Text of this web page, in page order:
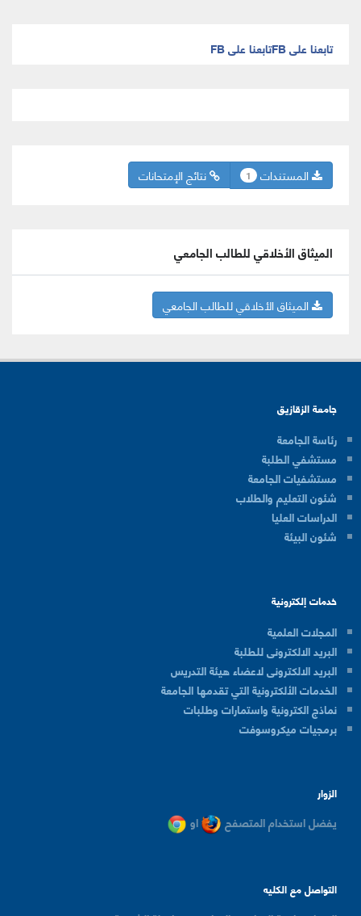
تابعنا على FB تابعنا على FB
نتائج الإمتحانات المستندات 1
الميثاق الأخلاقي للطالب الجامعي
الميثاق الأخلاقي للطالب الجامعي
جامعة الزقازيق
رئاسة الجامعة
مستشفي الطلبة
مستشفيات الجامعة
شئون التعليم والطلاب
الدراسات العليا
شئون البيئة
خدمات إلكترونية
المجلات العلمية
البريد الالكترونى للطلبة
البريد الالكترونى لاعضاء هيئة التدريس
الخدمات الألكترونية التي تقدمها الجامعة
نماذج الكترونية واستمارات وطلبات
برمجيات ميكروسوفت
الزوار
يفضل استخدام المتصفح او
التواصل مع الكليه